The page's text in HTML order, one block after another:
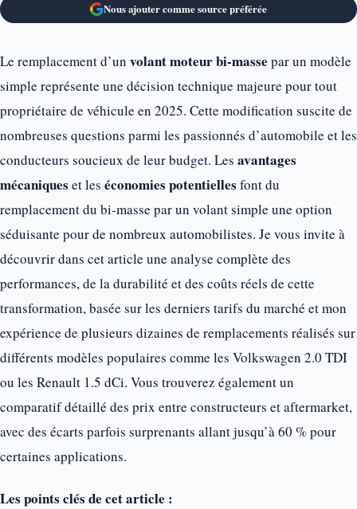
Nous ajouter comme source préférée
Le remplacement d’un volant moteur bi-masse par un modèle
simple représente une décision technique majeure pour tout
propriétaire de véhicule en 2025. Cette modification suscite de
nombreuses questions parmi les passionnés d’automobile et les
conducteurs soucieux de leur budget. Les avantages
mécaniques et les économies potentielles font du
remplacement du bi-masse par un volant simple une option
séduisante pour de nombreux automobilistes. Je vous invite à
découvrir dans cet article une analyse complète des
performances, de la durabilité et des coûts réels de cette
transformation, basée sur les derniers tarifs du marché et mon
expérience de plusieurs dizaines de remplacements réalisés sur
différents modèles populaires comme les Volkswagen 2.0 TDI
ou les Renault 1.5 dCi. Vous trouverez également un
comparatif détaillé des prix entre constructeurs et aftermarket,
avec des écarts parfois surprenants allant jusqu’à 60 % pour
certaines applications.
Les points clés de cet article :